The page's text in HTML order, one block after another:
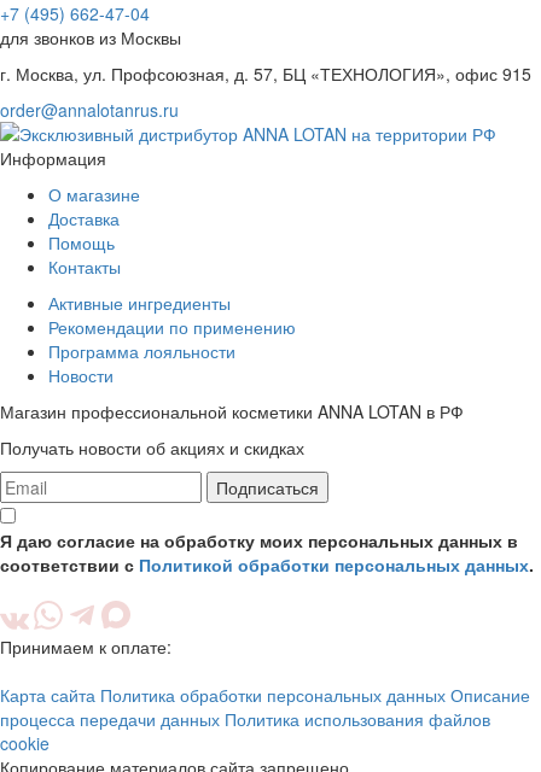
+7 (495) 662-47-04
для звонков из Москвы
г. Москва, ул. Профсоюзная, д. 57, БЦ «ТЕХНОЛОГИЯ», офис 915
order@annalotanrus.ru
Информация
О магазине
Доставка
Помощь
Контакты
Активные ингредиенты
Рекомендации по применению
Программа лояльности
Новости
Магазин профессиональной косметики ANNA LOTAN в РФ
Получать новости об акциях и скидках
Подписаться
Я даю согласие на обработку моих персональных данных в
соответствии с Политикой обработки персональных данных.
Принимаем к оплате:
Карта сайта Политика обработки персональных данных Описание
процесса передачи данных Политика использования файлов
cookie
Копирование материалов сайта запрещено